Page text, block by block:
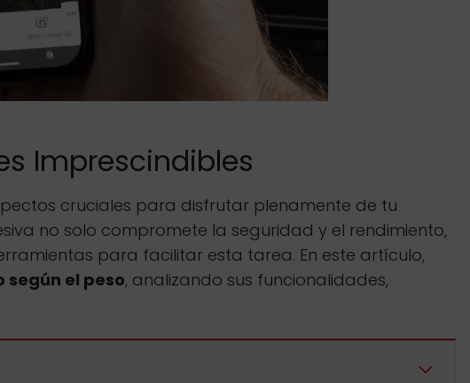
Imprescindibles
cruciales para disfrutar plenamente de tu
no solo compromete la seguridad y el rendimiento,
para facilitar esta tarea. En este artículo,
el peso, analizando sus funcionalidades,